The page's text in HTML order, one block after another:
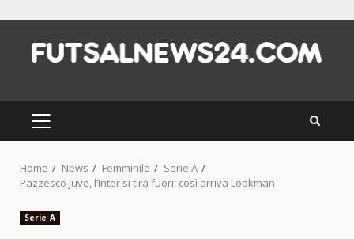
content
PRIMARY
MENU
Home News Femminile
Serie A
Pazzesco Juve, l’Inter si tira fuori: così arriva Lookman
Serie A